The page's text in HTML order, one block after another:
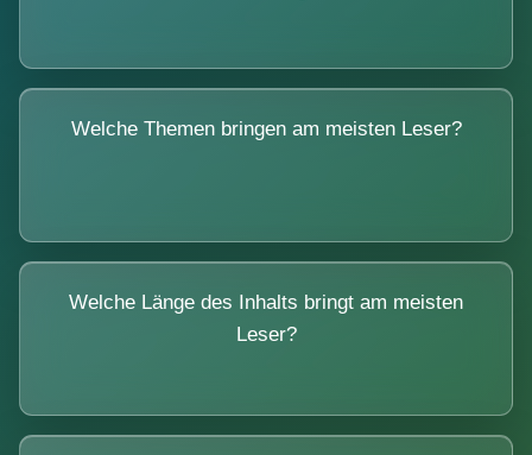
Welche Themen bringen am meisten Leser?
Welche Länge des Inhalts bringt am meisten
Leser?